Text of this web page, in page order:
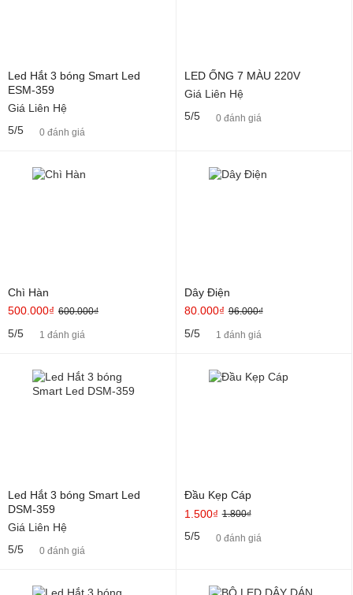
Led Hắt 3 bóng Smart Led
ESM-359
Giá Liên Hệ
5/5
0 đánh giá
LED ỐNG 7 MÀU 220V
Giá Liên Hệ
5/5
0 đánh giá
Chì Hàn
500.000₫ 600.000₫
5/5 1 đánh giá
Dây Điện
80.000₫ 96.000₫
5/5 1 đánh giá
Led Hắt 3 bóng Smart Led
DSM-359
Giá Liên Hệ
5/5
0 đánh giá
Đầu Kẹp Cáp
1.500₫ 1.800₫
5/5 0 đánh giá